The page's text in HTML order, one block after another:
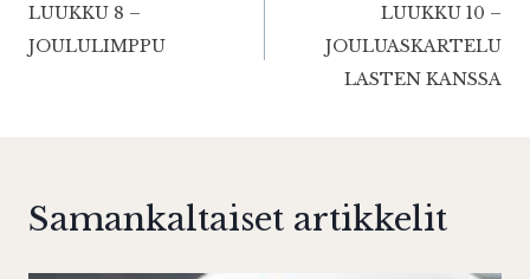
selaus
LUUKKU 8 –
JOULULIMPPU
LUUKKU 10 –
JOULUASKARTELU
LASTEN KANSSA
Samankaltaiset artikkelit